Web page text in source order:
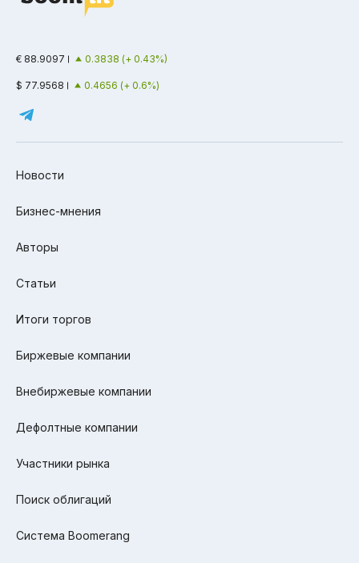
€ 88.9097 0.3838 (+ 0.43%)
$ 77.9568 0.4656 (+ 0.6%)
Новости
Бизнес-мнения
Авторы
Статьи
Итоги торгов
Биржевые компании
Внебиржевые компании
Дефолтные компании
Участники рынка
Поиск облигаций
Система Boomerang